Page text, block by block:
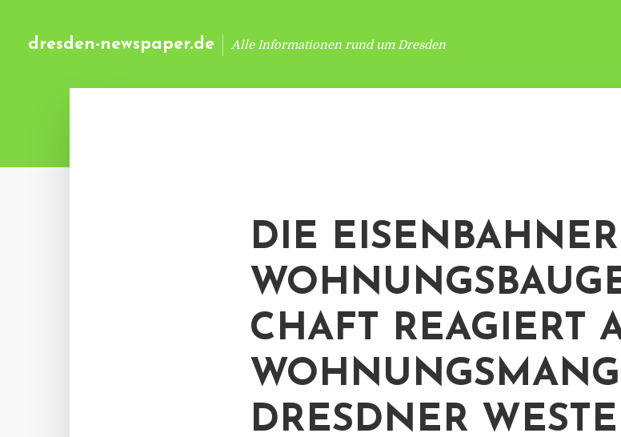
dresden-newspaper.de Alle Informationen rund um Dresden
DIE
CHAFT REAGIERT
DRESDNER